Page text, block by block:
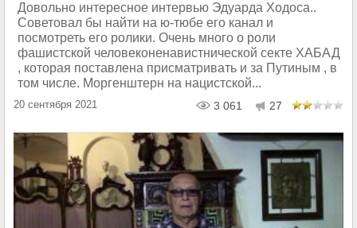
Довольно интересное интервью Эдуарда Ходоса..
Советовал бы найти на ю-тюбе его канал и
посмотреть его ролики. Очень много о роли
фашистской человеконенавистнической секте ХАБАД
, которая поставлена присматривать и за Путиным , в
том числе. Моргенштерн на нацистской...
20 сентября 2021 3 061 27